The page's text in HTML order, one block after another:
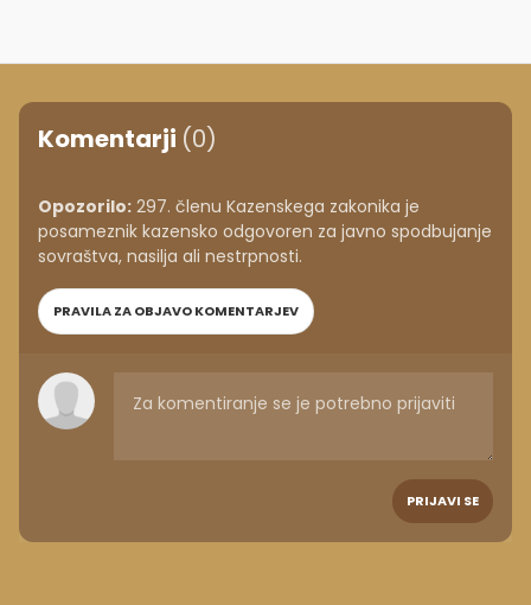
Komentarji (0)
Opozorilo: 297. členu Kazenskega zakonika je
posameznik kazensko odgovoren za javno spodbujanje
sovraštva, nasilja ali nestrpnosti.
PRAVILA ZA OBJAVO KOMENTARJEV
PRIJAVI SE